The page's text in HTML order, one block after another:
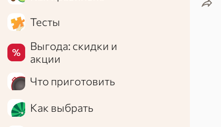
Тесты
Выгода: скидки и
акции
Что приготовить
Как выбрать